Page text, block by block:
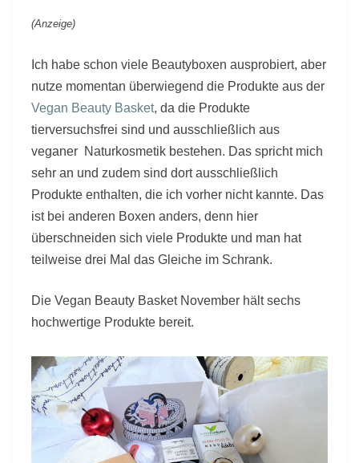
(Anzeige)
Ich habe schon viele Beautyboxen ausprobiert, aber
nutze momentan überwiegend die Produkte aus der
Vegan Beauty Basket, da die Produkte
tierversuchsfrei sind und ausschließlich aus
veganer Naturkosmetik bestehen. Das spricht mich
sehr an und zudem sind dort ausschließlich
Produkte enthalten, die ich vorher nicht kannte. Das
ist bei anderen Boxen anders, denn hier
überschneiden sich viele Produkte und man hat
teilweise drei Mal das Gleiche im Schrank.
Die Vegan Beauty Basket November hält sechs
hochwertige Produkte bereit.